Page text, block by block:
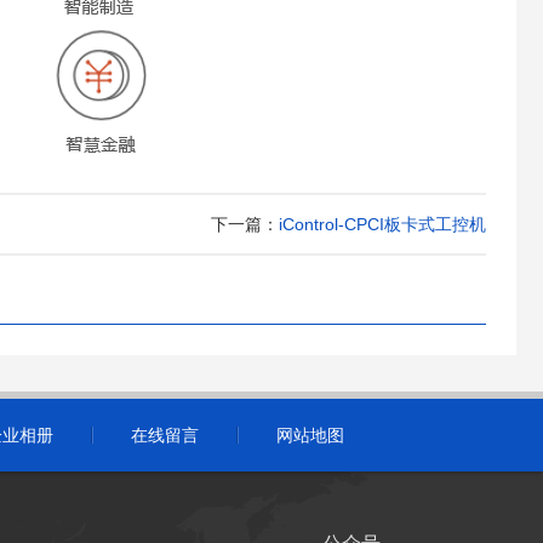
下一篇： iControl-CPCI板卡式工控机
相册 在线留言 网站地图